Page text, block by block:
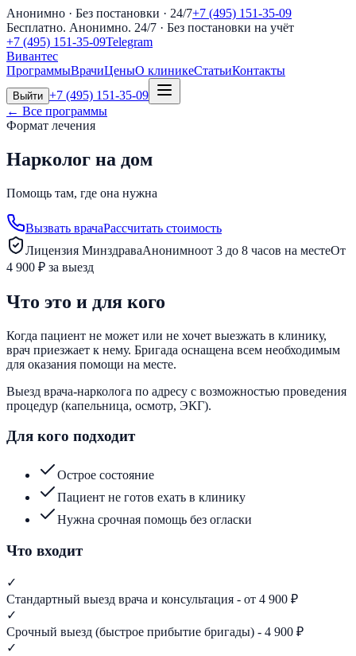
Анонимно · Без постановки · 24/7+7 (495) 151-35-09
Бесплатно. Анонимно. 24/7 · Без постановки на учёт
+7 (495) 151-35-09Telegram
Вивантес
ПрограммыВрачиЦеныО клиникеСтатьиКонтакты
Выйти +7 (495) 151-35-09
← Все программы
Формат лечения
Нарколог на дом
Помощь там, где она нужна
Вызвать врачаРассчитать стоимость
Лицензия МинздраваАнонимноот 3 до 8 часов на местеОт
4 900 ₽ за выезд
Что это и для кого
Когда пациент не может или не хочет выезжать в клинику,
врач приезжает к нему. Бригада оснащена всем необходимым
для оказания помощи на месте.
Выезд врача-нарколога по адресу с возможностью проведения
процедур (капельница, осмотр, ЭКГ).
Для кого подходит
Острое состояние
Пациент не готов ехать в клинику
Нужна срочная помощь без огласки
Что входит
✓
Стандартный выезд врача и консультация - от 4 900 ₽
✓
Срочный выезд (быстрое прибытие бригады) - 4 900 ₽
✓